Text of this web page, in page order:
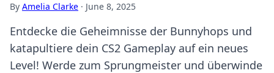
By Amelia Clarke · June 8, 2025
Entdecke die Geheimnisse der Bunnyhops und
katapultiere dein CS2 Gameplay auf ein neues
Level! Werde zum Sprungmeister und überwinde